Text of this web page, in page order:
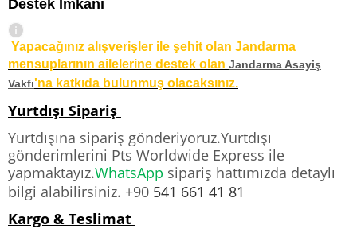
Destek İmkanı
Yapacağınız alışverişler ile şehit olan Jandarma
mensuplarının ailelerine destek olan Jandarma Asayiş
Vakfı'na katkıda bulunmuş olacaksınız.
Yurtdışı Sipariş
Yurtdışına sipariş gönderiyoruz.Yurtdışı
gönderimlerini Pts Worldwide Express ile
yapmaktayız.WhatsApp sipariş hattımızda detaylı
bilgi alabilirsiniz. +90 541 661 41 81
Kargo & Teslimat